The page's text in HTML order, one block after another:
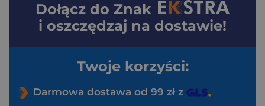
Dołącz do Znak
i oszczędzaj na dostawie!
Twoje korzyści:
Darmowa dostawa od 99 zł z